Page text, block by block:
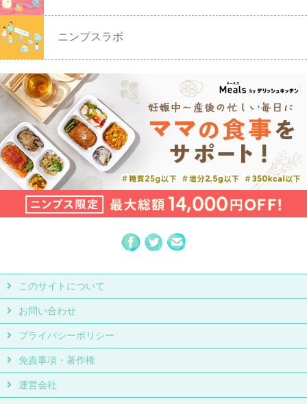
ニンプスラボ
このサイトについて
お問い合わせ
プライバシーポリシー
免責事項・著作権
運営会社